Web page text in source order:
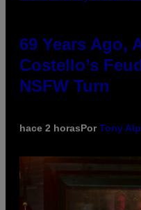
69 Years Ago,
Costello’s
NSFW Turn
hace 2 horasPorTony